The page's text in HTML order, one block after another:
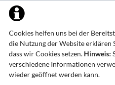
Cookies helfen uns bei der
die Nutzung der Website erklären
dass wir Cookies setzen. Hinweis:
verschiedene Informationen
wieder geöffnet werden kann.